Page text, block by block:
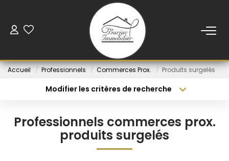
ACCUEIL
VENDUS
Accueil Professionnels Commerces Prox. Produits surgelés
Modifier les critères de recherche
Sélectionnez...
Type de bien
Budget min
Professionnels commerces prox.
produits surgelés